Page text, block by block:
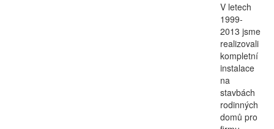
V letech
1999-
2013 jsme
realizovali
kompletní
instalace
na
stavbách
rodinných
domů pro